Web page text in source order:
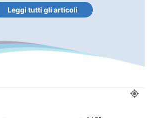
Leggi tutti gli articoli